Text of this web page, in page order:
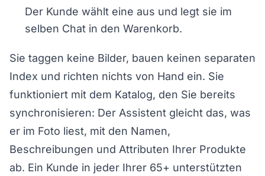
Der Kunde wählt eine aus und legt sie im
selben Chat in den Warenkorb.
Sie taggen keine Bilder, bauen keinen separaten
Index und richten nichts von Hand ein. Sie
funktioniert mit dem Katalog, den Sie bereits
synchronisieren: Der Assistent gleicht das, was
er im Foto liest, mit den Namen,
Beschreibungen und Attributen Ihrer Produkte
ab. Ein Kunde in jeder Ihrer 65+ unterstützten